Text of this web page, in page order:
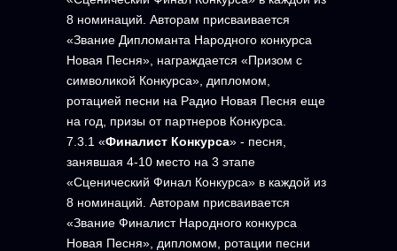
8 номинаций. Авторам присваивается
«Звание Дипломанта Народного конкурса
Новая Песня», награждается «Призом с
символикой Конкурса», дипломом,
ротацией песни на Радио Новая Песня еще
на год, призы от партнеров Конкурса.
7.3.1 «Финалист Конкурса» - песня,
занявшая 4-10 место на 3 этапе
«Сценический Финал Конкурса» в каждой из
8 номинаций. Авторам присваивается
«Звание Финалист Народного конкурса
Новая Песня», дипломом, ротации песни